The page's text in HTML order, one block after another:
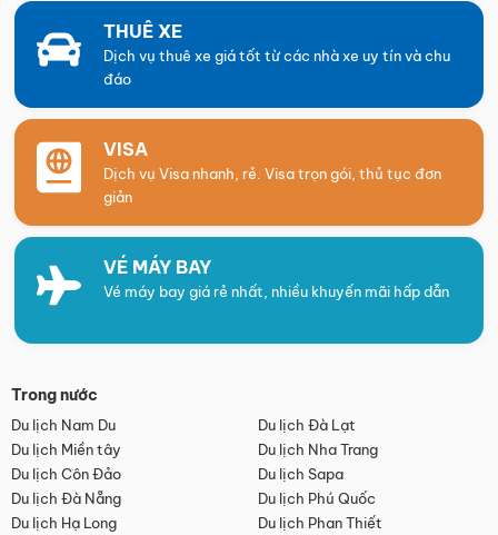
THUÊ XE
Dịch vụ thuê xe giá tốt từ các nhà xe uy tín và chu
đáo
VISA
Dịch vụ Visa nhanh, rẻ. Visa trọn gói, thủ tục đơn
giản
VÉ MÁY BAY
Vé máy bay giá rẻ nhất, nhiều khuyến mãi hấp dẫn
Trong nước
Du lịch Nam Du
Du lịch Đà Lạt
Du lịch Miền tây
Du lịch Nha Trang
Du lịch Côn Đảo
Du lịch Sapa
Du lịch Đà Nẵng
Du lịch Phú Quốc
Du lịch Hạ Long
Du lịch Phan Thiết